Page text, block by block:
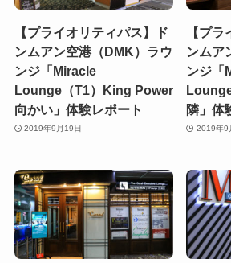
【プライオリティパス】ド
ンムアン空港（DMK）ラウ
ンジ「Miracle
Lounge（T1）King Power
向かい」体験レポート
2019年9月19日
【プ
ンムア
ンジ「
隣」体
2019年9